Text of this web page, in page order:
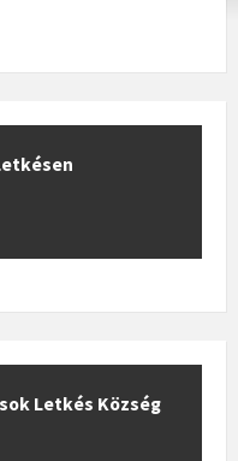
Letkés Község